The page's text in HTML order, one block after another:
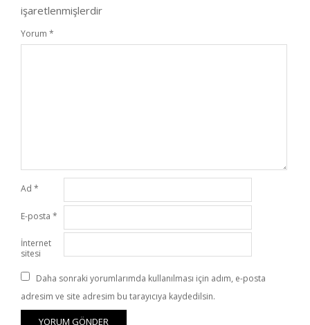
işaretlenmişlerdir
Yorum *
Ad *
E-posta *
İnternet
sitesi
Daha sonraki yorumlarımda kullanılması için adım, e-posta
adresim ve site adresim bu tarayıcıya kaydedilsin.